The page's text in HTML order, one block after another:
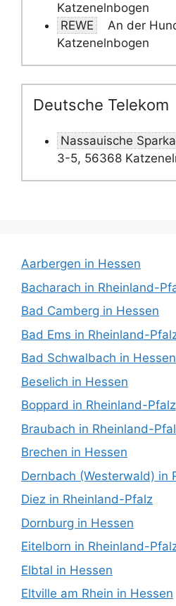
Katzenelnbogen
REWE
An der
Katzenelnbogen
Deutsche Telekom
Nassauische
3-5, 56368
Aarbergen in Hessen
Bacharach in Rheinland-
Bad Camberg in Hessen
Bad Ems in Rheinland-
Bad Schwalbach in Hessen
Beselich in Hessen
Boppard in Rheinland-Pfalz
Braubach in Rheinland-
Brechen in Hessen
Dernbach (Westerwald) in
Diez in Rheinland-Pfalz
Dornburg in Hessen
Eitelborn in Rheinland-
Elbtal in Hessen
Eltville am Rhein in Hessen